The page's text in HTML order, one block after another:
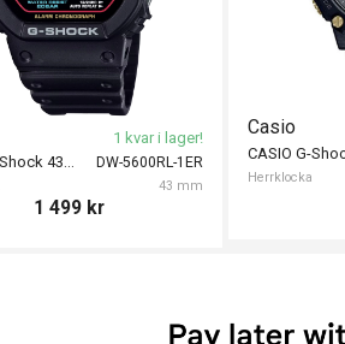
DW-5600RL-1ER
43 mm
CASIO G-Shock 43mm
1 kvar i lager!
1 499 kr
Casio
Herrklocka